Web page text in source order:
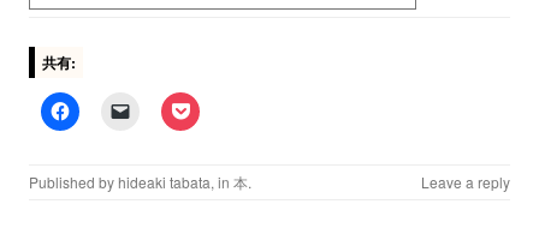
共有:
Published by hideaki tabata, in 本. Leave a reply